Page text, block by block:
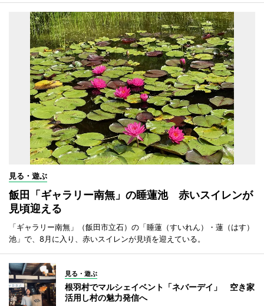
見る・遊ぶ
飯田「ギャラリー南無」の睡蓮池 赤いスイレンが
見頃迎える
「ギャラリー南無」（飯田市立石）の「睡蓮（すいれん）・蓮（はす）
池」で、8月に入り、赤いスイレンが見頃を迎えている。
見る・遊ぶ
根羽村でマルシェイベント「ネバーデイ」 空き家
活用し村の魅力発信へ